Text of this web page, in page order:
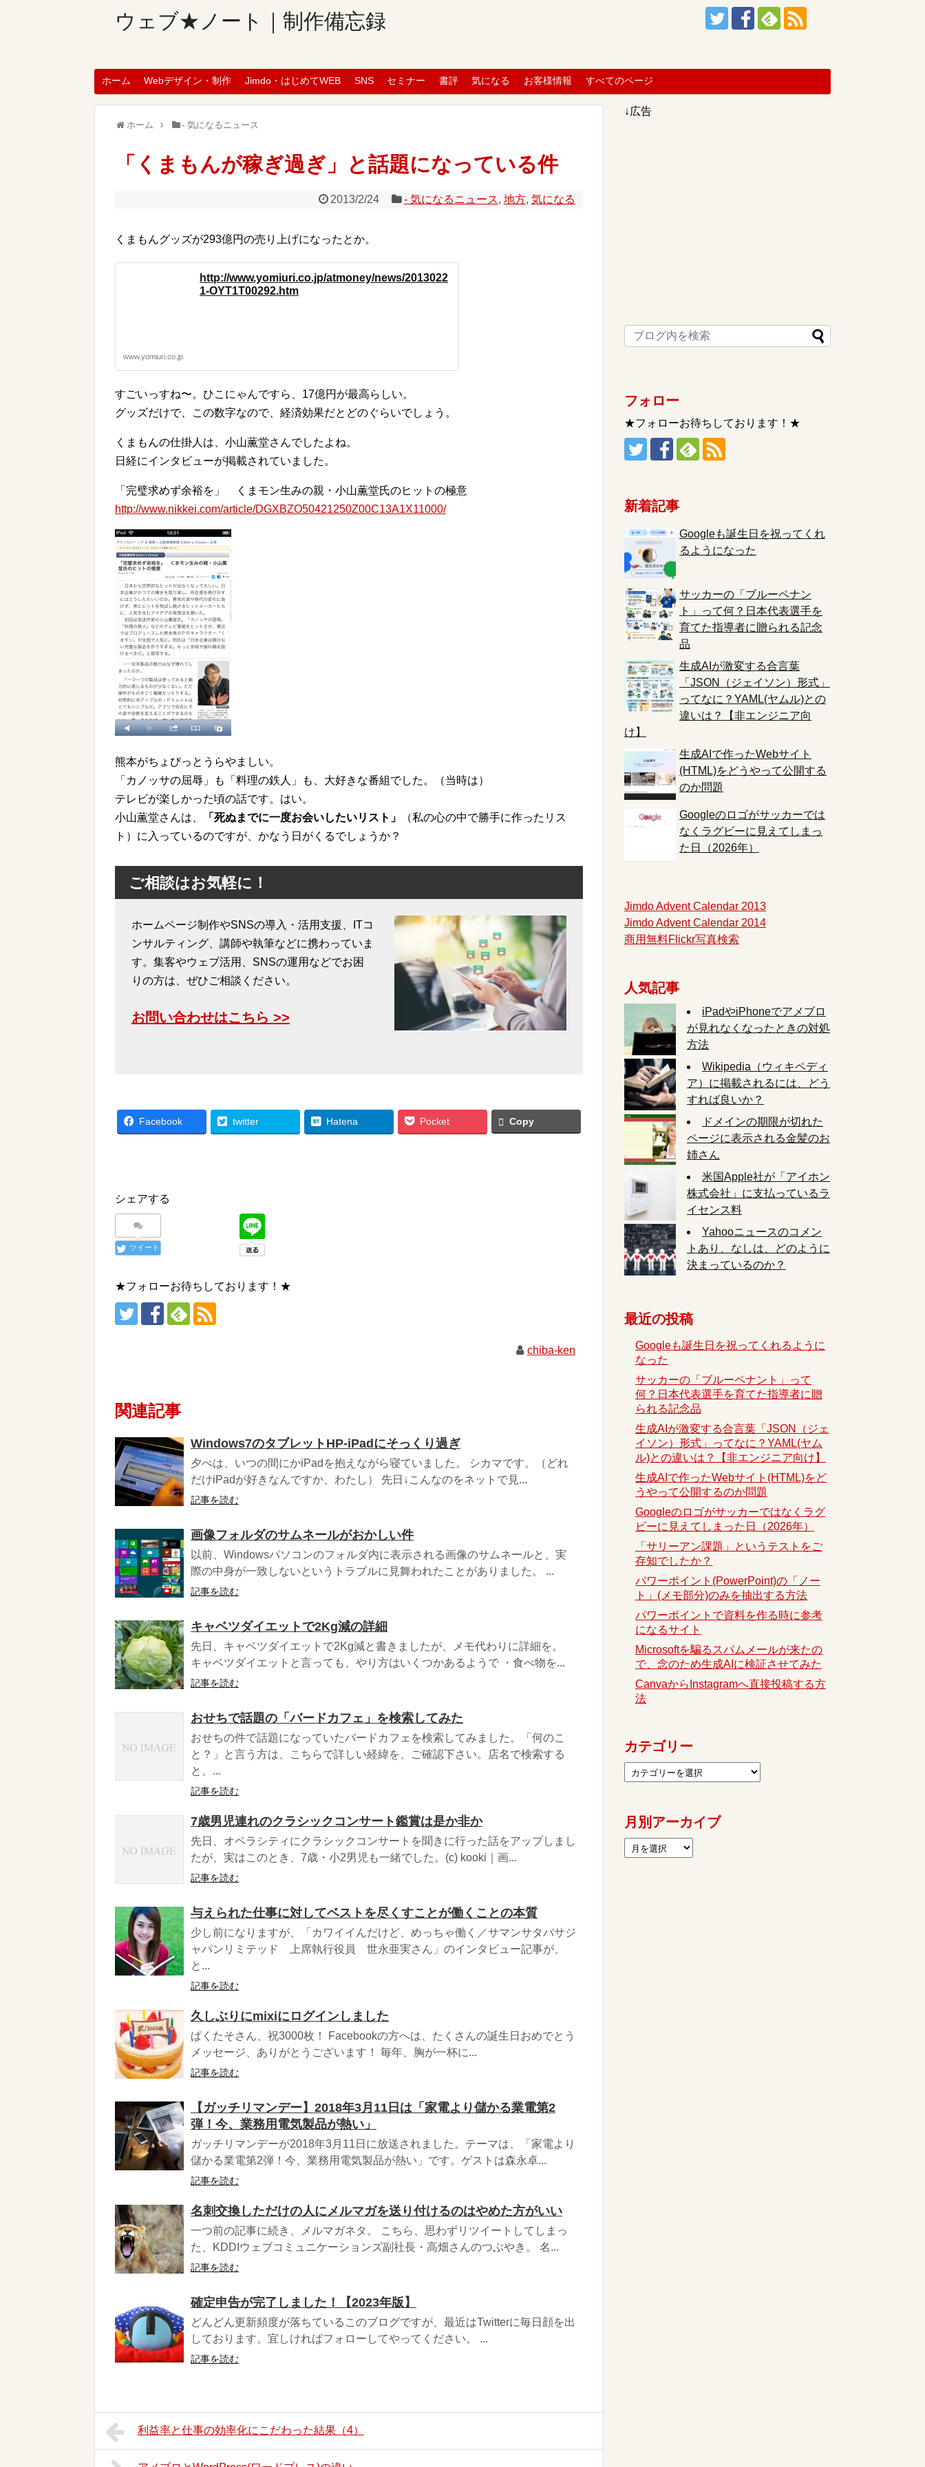
ウェブ★ノート｜制作備忘録
ホーム Webデザイン・制作 Jimdo・はじめてWEB SNS セミナー 書評 気になる お客様情報 すべてのページ
ホーム - 気になるニュース
「くまもんが稼ぎ過ぎ」と話題になっている件
2013/2/24 - 気になるニュース, 地方, 気になる
くまもんグッズが293億円の売り上げになったとか。
http://www.yomiuri.co.jp/atmoney/news/2013022
1-OYT1T00292.htm
www.yomiuri.co.jp
すごいっすね〜。ひこにゃんですら、17億円が最高らしい。
グッズだけで、この数字なので、経済効果だとどのぐらいでしょう。
くまもんの仕掛人は、小山薫堂さんでしたよね。
日経にインタビューが掲載されていました。
「完璧求めず余裕を」 くまモン生みの親・小山薫堂氏のヒットの極意
http://www.nikkei.com/article/DGXBZO50421250Z00C13A1X11000/
熊本がちょびっとうらやましい。
「カノッサの屈辱」も「料理の鉄人」も、大好きな番組でした。（当時は）
テレビが楽しかった頃の話です。はい。
小山薫堂さんは、
「死ぬまでに一度お会いしたいリスト」
（私の心の中で勝手に作ったリス
ト）に入っているのですが、かなう日がくるでしょうか？
ご相談はお気軽に！
ホームページ制作やSNSの導入・活用支援、ITコ
ンサルティング、講師や執筆などに携わっていま
す。集客やウェブ活用、SNSの運用などでお困
りの方は、ぜひご相談ください。
お問い合わせはこちら >>
Facebook twitter Hatena Pocket Copy
シェアする
ツイート
★フォローお待ちしております！★
chiba-ken
関連記事
Windows7のタブレットHP-iPadにそっくり過ぎ
夕べは、いつの間にかiPadを抱えながら寝ていました。 シカマです。（どれ
だけiPadが好きなんですか、わたし） 先日↓こんなのをネットで見...
記事を読む
画像フォルダのサムネールがおかしい件
以前、Windowsパソコンのフォルダ内に表示される画像のサムネールと、実
際の中身が一致しないというトラブルに見舞われたことがありました。 ...
記事を読む
キャベツダイエットで2Kg減の詳細
先日、キャベツダイエットで2Kg減と書きましたが、メモ代わりに詳細を。
キャベツダイエットと言っても、やり方はいくつかあるようで ・食べ物を...
記事を読む
おせちで話題の「バードカフェ」を検索してみた
おせちの件で話題になっていたバードカフェを検索してみました。「何のこ
と？」と言う方は、こちらで詳しい経緯を、ご確認下さい。店名で検索する
と、...
記事を読む
7歳男児連れのクラシックコンサート鑑賞は是か非か
先日、オペラシティにクラシックコンサートを聞きに行った話をアップしまし
たが、実はこのとき、7歳・小2男児も一緒でした。(c) kooki｜画...
記事を読む
与えられた仕事に対してベストを尽くすことが働くことの本質
少し前になりますが、「カワイイんだけど、めっちゃ働く／サマンサタバサジ
ャパンリミテッド 上席執行役員 世永亜実さん」のインタビュー記事が、
と...
記事を読む
久しぶりにmixiにログインしました
ぱくたそさん、祝3000枚！ Facebookの方へは、たくさんの誕生日おめでとう
メッセージ、ありがとうございます！ 毎年、胸が一杯に...
記事を読む
【ガッチリマンデー】2018年3月11日は「家電より儲かる業電第2
弾！今、業務用電気製品が熱い」
ガッチリマンデーが2018年3月11日に放送されました。テーマは、「家電より
儲かる業電第2弾！今、業務用電気製品が熱い」です。ゲストは森永卓...
記事を読む
名刺交換しただけの人にメルマガを送り付けるのはやめた方がいい
一つ前の記事に続き、メルマガネタ。 こちら、思わずリツイートしてしまっ
た、KDDIウェブコミュニケーションズ副社長・高畑さんのつぶやき。 名...
記事を読む
確定申告が完了しました！【2023年版】
どんどん更新頻度が落ちているこのブログですが、最近はTwitterに毎日顔を出
しております。宜しければフォローしてやってください。 ...
記事を読む
利益率と仕事の効率化にこだわった結果（4）
↓広告
フォロー
★フォローお待ちしております！★
新着記事
Googleも誕生日を祝ってくれ
るようになった
サッカーの「ブルーペナン
ト」って何？日本代表選手を
育てた指導者に贈られる記念
品
生成AIが激変する合言葉
「JSON（ジェイソン）形式」
ってなに？YAML(ヤムル)との
違いは？【非エンジニア向
け】
生成AIで作ったWebサイト
(HTML)をどうやって公開する
のか問題
Googleのロゴがサッカーでは
なくラグビーに見えてしまっ
た日（2026年）
Jimdo Advent Calendar 2013
Jimdo Advent Calendar 2014
商用無料Flickr写真検索
人気記事
iPadやiPhoneでアメブロ
が見れなくなったときの対処
方法
Wikipedia（ウィキペディ
ア）に掲載されるには、どう
すれば良いか？
ドメインの期限が切れた
ページに表示される金髪のお
姉さん
米国Apple社が「アイホン
株式会社」に支払っているラ
イセンス料
Yahooニュースのコメン
トあり、なしは、どのように
決まっているのか？
最近の投稿
Googleも誕生日を祝ってくれるように
なった
サッカーの「ブルーペナント」って
何？日本代表選手を育てた指導者に贈
られる記念品
生成AIが激変する合言葉「JSON（ジェ
イソン）形式」ってなに？YAML(ヤム
ル)との違いは？【非エンジニア向け】
生成AIで作ったWebサイト(HTML)をど
うやって公開するのか問題
Googleのロゴがサッカーではなくラグ
ビーに見えてしまった日（2026年）
「サリーアン課題」というテストをご
存知でしたか？
パワーポイント(PowerPoint)の「ノー
ト」(メモ部分)のみを抽出する方法
パワーポイントで資料を作る時に参考
になるサイト
Microsoftを騙るスパムメールが来たの
で、念のため生成AIに検証させてみた
CanvaからInstagramへ直接投稿する方
法
カテゴリー
月別アーカイブ